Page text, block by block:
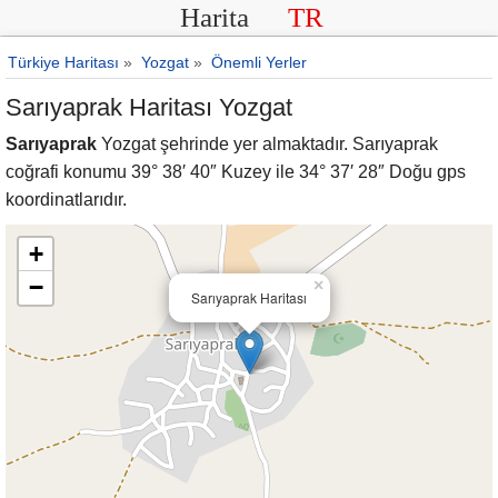
Harita TR
Türkiye Haritası » Yozgat » Önemli Yerler
Sarıyaprak Haritası Yozgat
Sarıyaprak Yozgat şehrinde yer almaktadır. Sarıyaprak
coğrafi konumu 39° 38′ 40″ Kuzey ile 34° 37′ 28″ Doğu gps
koordinatlarıdır.
Sarıyaprak Haritası
×
+
−